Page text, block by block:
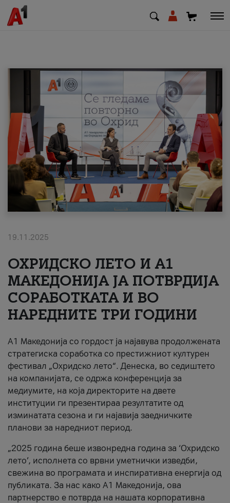
МК SQ
Приватни Деловни
Поддршка
Надополни кредит
#ПодобарОнлајн
19.11.2025
ОХРИДСКО ЛЕТО И A1
МАКЕДОНИЈА ЈА ПОТВРДИЈА
СОРАБОТКАТА И ВО
НАРЕДНИТЕ ТРИ ГОДИНИ
A1 Македонија со гордост ја најавува продолжената
стратегиска соработка со престижниот културен
фестивал „Охридско лето“. Денеска, во седиштето
на компанијата, се одржа конференција за
медиумите, на која директорите на двете
институции ги презентираа резултатите од
изминатата сезона и ги најавија заедничките
планови за наредниот период.
„2025 година беше извонредна година за ‘Охридско
лето’, исполнета со врвни уметнички изведби,
свежина во програмата и инспиративна енергија од
публиката. За нас како A1 Македонија, ова
партнерство е потврда на нашата корпоративна